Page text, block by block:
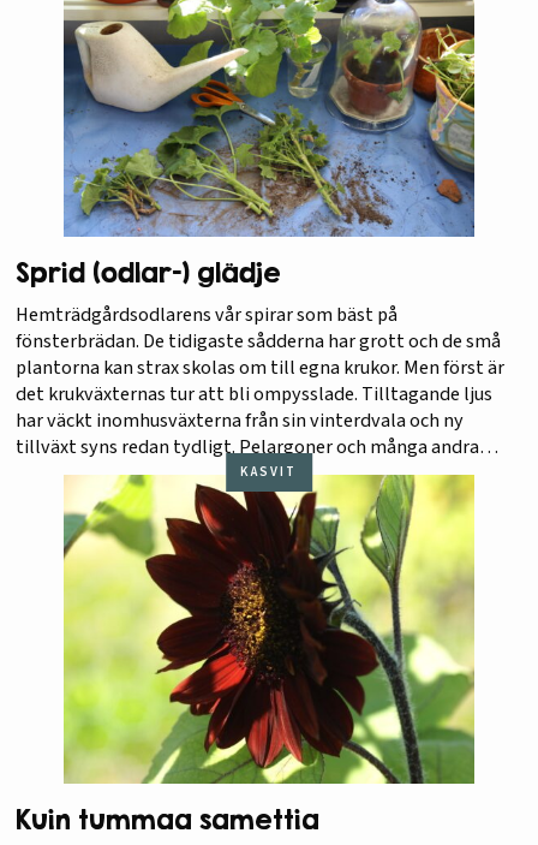
Sprid (odlar-) glädje
Hemträdgårdsodlarens vår spirar som bäst på
fönsterbrädan. De tidigaste sådderna har grott och de små
plantorna kan strax skolas om till egna krukor. Men först är
det krukväxternas tur att bli ompysslade. Tilltagande ljus
har väckt inomhusväxterna från sin vinterdvala och ny
tillväxt syns redan tydligt. Pelargoner och många andra
krukväxter klipps ner trots att…
KASVIT
Kuin tummaa samettia